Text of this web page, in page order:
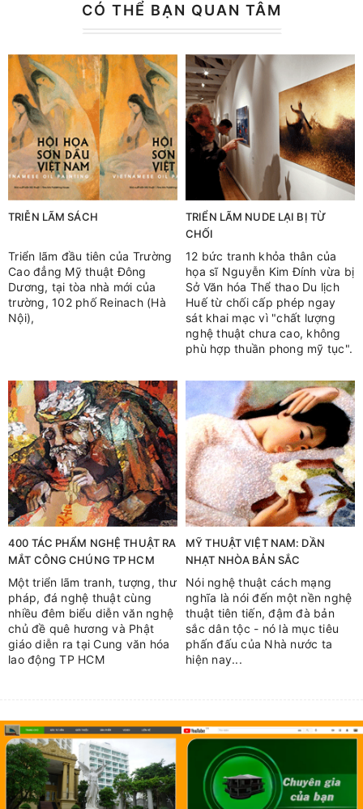
CÓ THỂ BẠN QUAN TÂM
TRIỄN LÃM SÁCH
Triển lãm đầu tiên của Trường
Cao đẳng Mỹ thuật Đông
Dương, tại tòa nhà mới của
trường, 102 phố Reinach (Hà
Nội),
TRIỂN LÃM NUDE LẠI BỊ TỪ
CHỐI
12 bức tranh khỏa thân của
họa sĩ Nguyễn Kim Đính vừa bị
Sở Văn hóa Thể thao Du lịch
Huế từ chối cấp phép ngay
sát khai mạc vì "chất lượng
nghệ thuật chưa cao, không
phù hợp thuần phong mỹ tục".
400 TÁC PHẨM NGHỆ THUẬT RA
MẮT CÔNG CHÚNG TP HCM
Một triển lãm tranh, tượng, thư
pháp, đá nghệ thuật cùng
nhiều đêm biểu diễn văn nghệ
chủ đề quê hương và Phật
giáo diễn ra tại Cung văn hóa
lao động TP HCM
MỸ THUẬT VIỆT NAM: DẦN
NHẠT NHÒA BẢN SẮC
Nói nghệ thuật cách mạng
nghĩa là nói đến một nền nghệ
thuật tiên tiến, đậm đà bản
sắc dân tộc - nó là mục tiêu
phấn đấu của Nhà nước ta
hiện nay...